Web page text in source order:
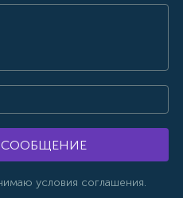
СООБЩЕНИЕ
условия соглашения.